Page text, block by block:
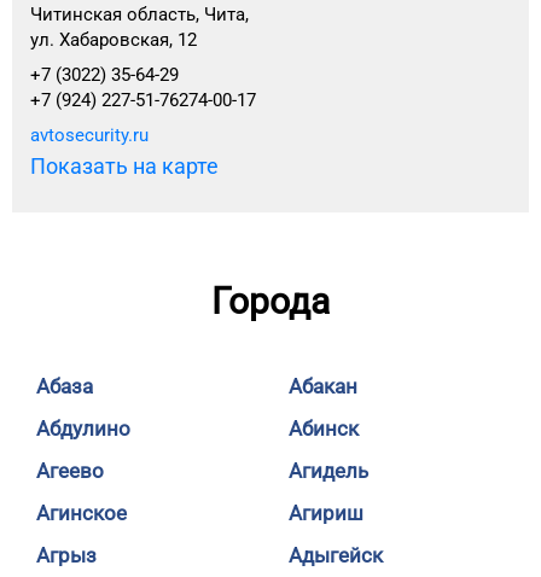
Читинская область, Чита,
ул. Хабаровская, 12
+7 (3022) 35-64-29
+7 (924) 227-51-76274-00-17
avtosecurity.ru
Показать на карте
Города
Абаза
Абакан
Абдулино
Абинск
Агеево
Агидель
Агинское
Агириш
Агрыз
Адыгейск